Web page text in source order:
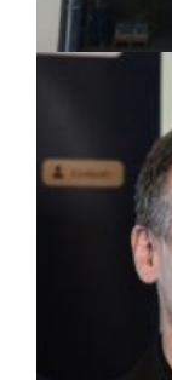
ΤΟΠΙΚΗ
Δήμος